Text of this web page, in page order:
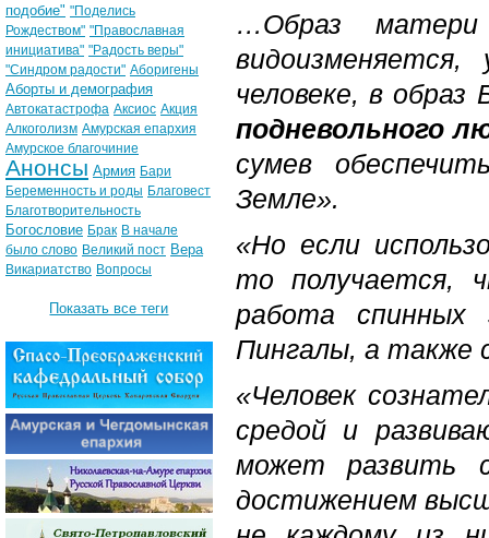
…Образ
человеке, в
подневольного
сумев
Земле».
«Но если
то получается,
работа спинных
Пингалы, а также
«Человек
средой и
может развить
достижением
подобие" "Поделись
Рождеством" "Православная
инициатива" "Радость веры"
"Синдром радости" Аборигены
Аборты и демография
Автокатастрофа Аксиос Акция
Алкоголизм Амурская епархия
Амурское благочиние
Анонсы Армия Бари
Беременность и роды Благовест
Благотворительность
Богословие Брак В начале
было слово Великий пост Вера
Викариатство Вопросы
Показать все теги